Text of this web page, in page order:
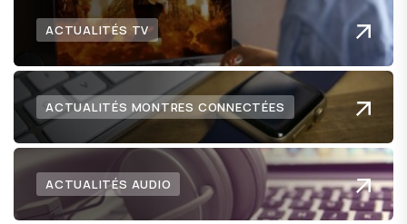
ACTUALITÉS TV
ACTUALITÉS MONTRES CONNECTÉES
ACTUALITÉS AUDIO